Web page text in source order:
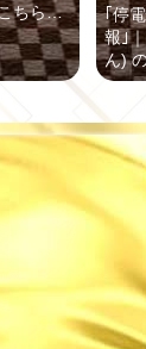
ラン
東...
ちらで
)の「料
ン)」や
どのお
電」な
ーク
合わ
四国電
マーセ
クコ
い合わ
業所ご
なって
｢停
報｣
ん)
んで
国電
をリ
ま
べ
時や
す
ペ
村別
ま
方法